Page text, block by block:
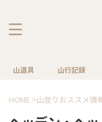
山道具 山行記録
HOME >山登りおススメ情